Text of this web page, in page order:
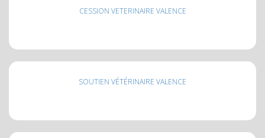
CESSION VETERINAIRE VALENCE
SOUTIEN VÉTÉRINAIRE VALENCE